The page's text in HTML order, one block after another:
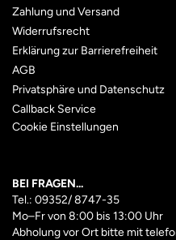
Zahlung und Versand
Widerrufsrecht
Erklärung zur Barrierefreiheit
AGB
Privatsphäre und Datenschutz
Callback Service
Cookie Einstellungen
BEI FRAGEN...
Tel.: 09352/ 8747-35
Mo–Frvon 8:00 bis 13:00 Uhr
Abholung vor Ort bitte mit